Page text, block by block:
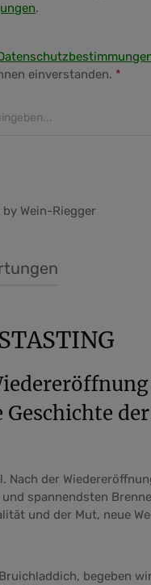
.
einverstanden. *
Wein-Riegger
Geschichte
Nach der
spannendsten
und der Mut, neue
begeben